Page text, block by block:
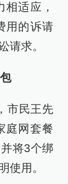
适应，
用的诉请
请求。
市民王先
庭网套餐
将3个绑
使用。